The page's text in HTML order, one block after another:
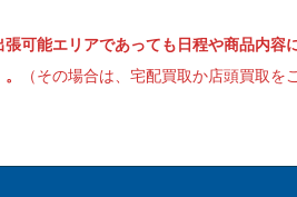
可能エリアであっても日程や商品内容
（その場合は、宅配買取か店頭買取